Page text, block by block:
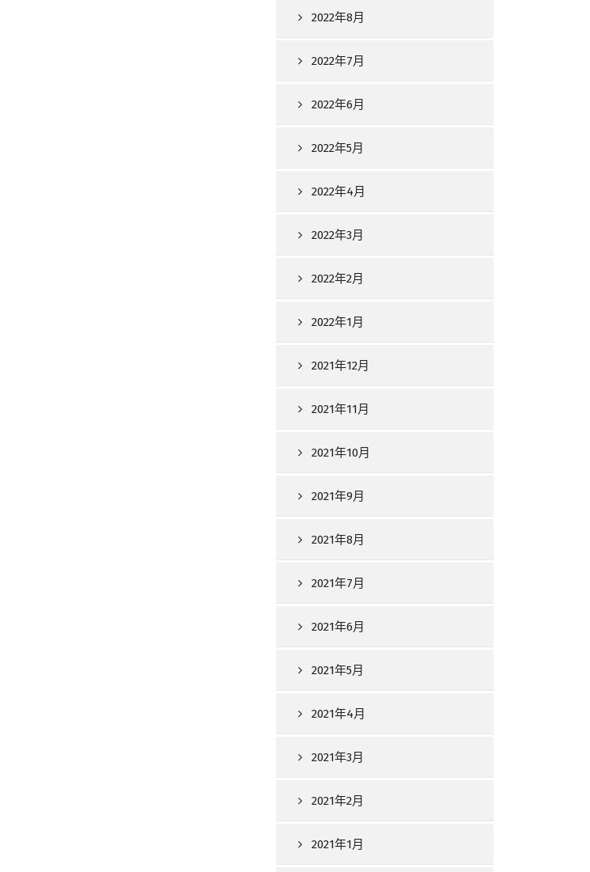
2022年8月
2022年7月
2022年6月
2022年5月
2022年4月
2022年3月
2022年2月
2022年1月
2021年12月
2021年11月
2021年10月
2021年9月
2021年8月
2021年7月
2021年6月
2021年5月
2021年4月
2021年3月
2021年2月
2021年1月